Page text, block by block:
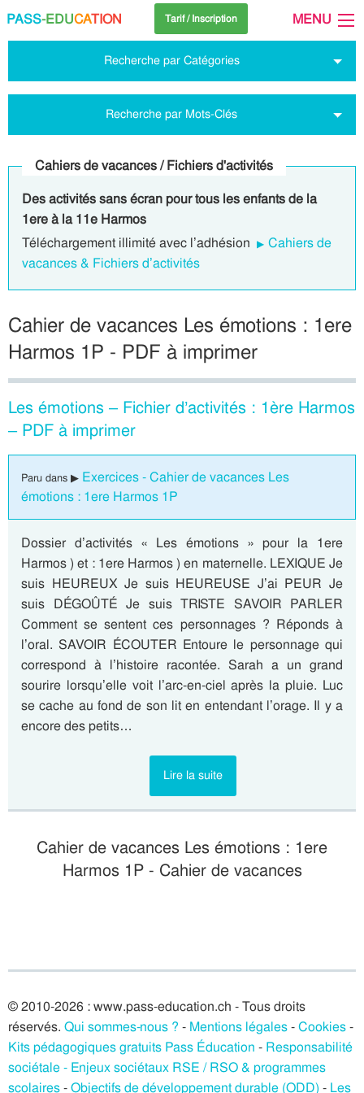
PASS-EDUCATION Tarif / Inscription MENU
Recherche par Catégories
Recherche par Mots-Clés
Cahiers de vacances / Fichiers d'activités
Des activités sans écran pour tous les enfants de la
1ere à la 11e Harmos
Téléchargement illimité avec l’adhésion
Cahiers de
vacances & Fichiers d’activités
Cahier de vacances Les émotions : 1ere
Harmos 1P - PDF à imprimer
Les émotions – Fichier d’activités : 1ère Harmos
– PDF à imprimer
Paru dans ▶ Exercices - Cahier de vacances Les
émotions : 1ere Harmos 1P
Dossier d’activités « Les émotions » pour la 1ere
Harmos ) et : 1ere Harmos ) en maternelle. LEXIQUE Je
suis HEUREUX Je suis HEUREUSE J’ai PEUR Je
suis DÉGOÛTÉ Je suis TRISTE SAVOIR PARLER
Comment se sentent ces personnages ? Réponds à
l’oral. SAVOIR ÉCOUTER Entoure le personnage qui
correspond à l’histoire racontée. Sarah a un grand
sourire lorsqu’elle voit l’arc-en-ciel après la pluie. Luc
se cache au fond de son lit en entendant l’orage. Il y a
encore des petits…
Lire la suite
Cahier de vacances Les émotions : 1ere
Harmos 1P - Cahier de vacances
© 2010-2026 : www.pass-education.ch - Tous droits
réservés. Qui sommes-nous ? - Mentions légales-Cookies-
Kits pédagogiques gratuits Pass Éducation - Responsabilité
sociétale - Enjeux sociétaux RSE / RSO & programmes
scolaires-Objectifs de développement durable (ODD) - Les